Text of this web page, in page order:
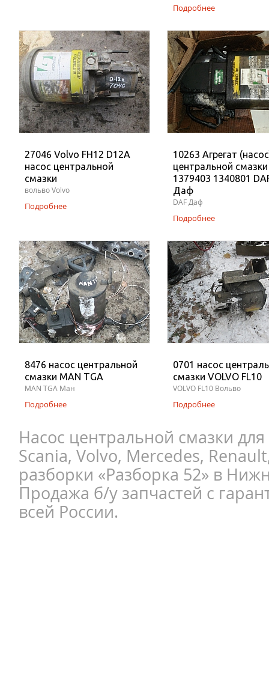
Подробнее
27046 Volvo FH12 D12A
насос центральной
смазки
вольво Volvo
Подробнее
10263 Агрегат
центральной смазки
1379403 1340801
Даф
DAF Даф
Подробнее
8476 насос центральной
смазки MAN TGA
MAN TGA Ман
Подробнее
0701 насос
смазки VOLVO FL10
VOLVO FL10 Вольво
Подробнее
Насос центральной смазки
Scania, Volvo, Mercedes,
разборки «Разборка 52» в
Продажа б/у запчастей с
всей России.